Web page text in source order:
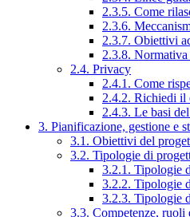
2.3.5. Come
2.3.6.
2.3.7. Obiettivi
2.3.8.
2.4. Privacy
2.4.1. Come
2.4.2. Richiedi il
2.4.3. Le basi
3. Pianificazione, gestione e
3.1. Obiettivi del
3.2. Tipologie di
3.2.1. Tipologie
3.2.2. Tipologie
3.2.3. Tipologie
3.3. Competenze,